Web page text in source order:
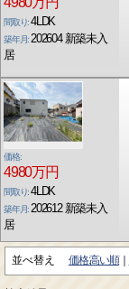
間取り:4LDK
築年月:202604 新築未入
居
価格:
4980万円
間取り:4LDK
築年月:202612 新築未入
居
並べ替え 価格:高い順